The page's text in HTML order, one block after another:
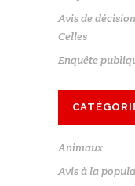
Avis de
Celles
Enquête
Animaux
Avis à la